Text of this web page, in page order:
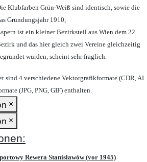
Klubfarben Grün-Weiß sind identisch, sowie die
Gründungsjahr 1910;
ist ein kleiner Bezirksteil aus Wien dem 22.
und das hier gleich zwei Vereine gleichzeitig
wurden, scheint sehr fraglich.
sind 4 verschiedene Vektorgrafikformate (CDR, AI
(JPG, PNG, GIF) enthalten.
×
×
Rewera Stanisławów (vor 1945)